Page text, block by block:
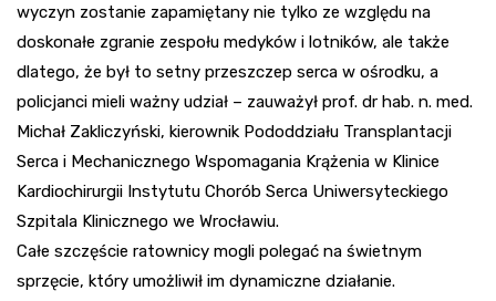
wyczyn zostanie zapamiętany nie tylko ze względu na
doskonałe zgranie zespołu medyków i lotników, ale także
dlatego, że był to setny przeszczep serca w ośrodku, a
policjanci mieli ważny udział – zauważył prof. dr hab. n. med.
Michał Zakliczyński, kierownik Pododdziału Transplantacji
Serca i Mechanicznego Wspomagania Krążenia w Klinice
Kardiochirurgii Instytutu Chorób Serca Uniwersyteckiego
Szpitala Klinicznego we Wrocławiu.
Całe szczęście ratownicy mogli polegać na świetnym
sprzęcie, który umożliwił im dynamiczne działanie.